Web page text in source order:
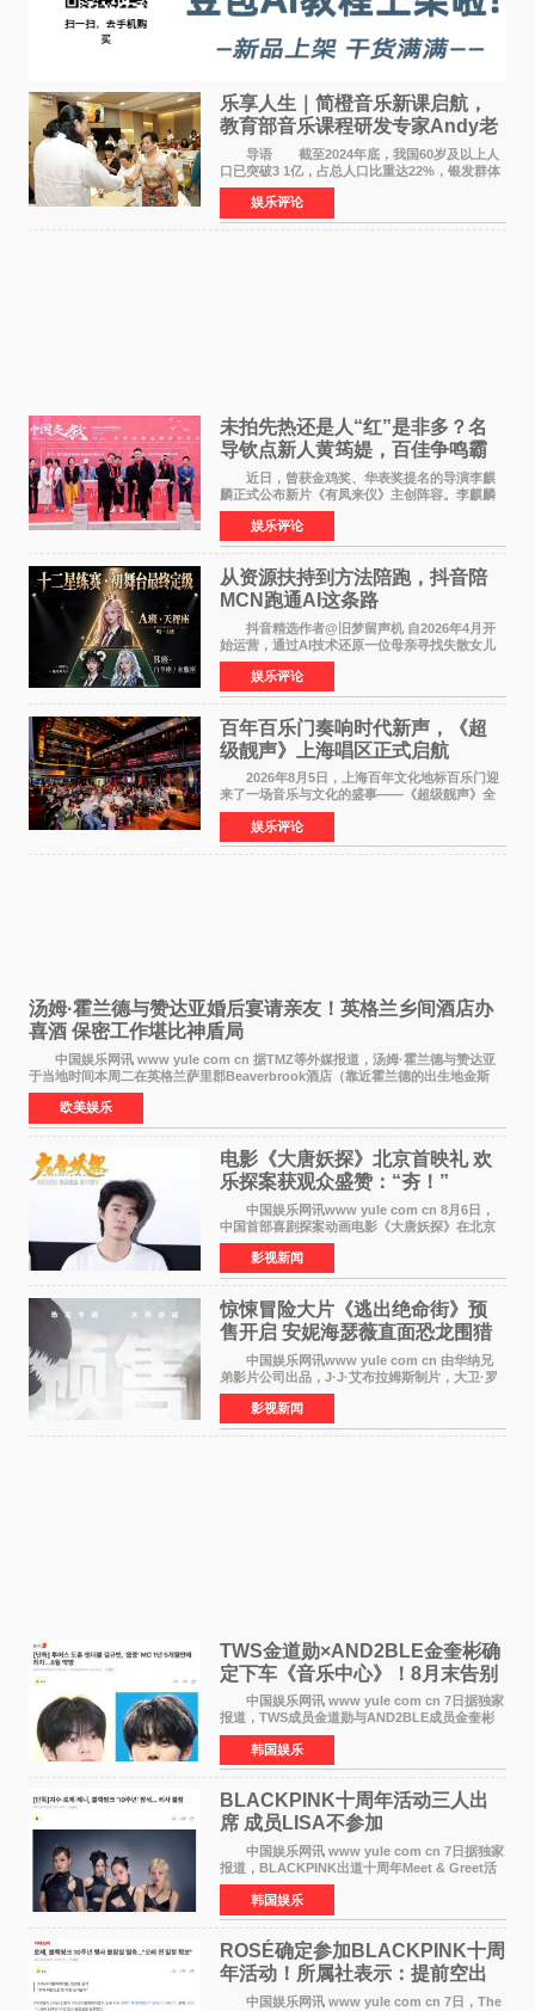
乐享人生｜简橙音乐新课启航，
教育部音乐课程研发专家Andy老
师重磅入驻领航银龄琴声
导语 截至2024年底，我国60岁及以上人
口已突破3 1亿，占总人口比重达22%，银发群体
的精神文化需求日益凸显。2024年1月，国务院办
公厅印发《关于发展银发经济增进老年人福祉的
意见》——这是
娱乐评论
未拍先热还是人“红”是非多？名
导钦点新人黄筠媞，百佳争鸣霸
气回应
近日，曾获金鸡奖、华表奖提名的导演李麒
麟正式公布新片《有凤来仪》主创阵容。李麒麟
早年凭电影《华容道》获得金鸡奖、华表奖提
名，此后长期参与国内外电影制作，其担任制片
人参与的作品亦曾
娱乐评论
从资源扶持到方法陪跑，抖音陪
MCN跑通AI这条路
抖音精选作者@旧梦留声机 自2026年4月开
始运营，通过AI技术还原一位母亲寻找失散女儿
的故事，凭借强情感表达获得大量用户关注，发
布仅21小时便获得超1亿曝光、超1000万互动。
此后，账号持续沿
娱乐评论
百年百乐门奏响时代新声，《超
级靓声》上海唱区正式启航
2026年8月5日，上海百年文化地标百乐门迎
来了一场音乐与文化的盛事——《超级靓声》全
国励志音乐公益节目上海唱区新闻发布会暨启动
仪式在此隆重举行。各界领导、嘉宾与媒体朋友
齐聚一堂，共同
娱乐评论
汤姆·霍兰德与赞达亚婚后宴请亲友！英格兰乡间酒店办
喜酒 保密工作堪比神盾局
中国娱乐网讯 www yule com cn 据TMZ等外媒报道，汤姆·霍兰德与赞达亚
于当地时间本周二在英格兰萨里郡Beaverbrook酒店（靠近霍兰德的出生地金斯
顿）举办婚宴，邀请家人与朋友们喝喜酒，庆祝
欧美娱乐
电影《大唐妖探》北京首映礼 欢
乐探案获观众盛赞：“夯！”
中国娱乐网讯www yule com cn 8月6日，
中国首部喜剧探案动画电影《大唐妖探》在北京
举办电影首映礼。导演程腾、联合导演黄珉、总
制片人曹紫建、制片人李莹莹，配音导演张喆，
对白指导程寅，领
影视新闻
惊悚冒险大片《逃出绝命街》预
售开启 安妮海瑟薇直面恐龙围猎
中国娱乐网讯www yule com cn 由华纳兄
弟影片公司出品，J·J·艾布拉姆斯制片，大卫·罗
伯特·米切尔执导，好莱坞巨星安妮·海瑟薇和伊万
·麦克格雷格领衔主演的2026暑期惊悚冒险大片
《逃出绝
影视新闻
TWS金道勋×AND2BLE金奎彬确
定下车《音乐中心》！8月末告别
MC席位
中国娱乐网讯 www yule com cn 7日据独家
报道，TWS成员金道勋与AND2BLE成员金奎彬
将于8月离开《音乐中心》MC的位置。 金道
勋与金奎彬于去年3月与H2H A-NA一起被选为
《音乐中心》MC，约1
韩国娱乐
BLACKPINK十周年活动三人出
席 成员LISA不参加
中国娱乐网讯 www yule com cn 7日据独家
报道，BLACKPINK出道十周年Meet & Greet活
动将由智秀、ROS&Eacute;、JENNIE出席，
LISA将缺席。 此前BLACKPINK所属社YG并
未为组合出道十周年做
韩国娱乐
ROSÉ确定参加BLACKPINK十周
年活动！所属社表示：提前空出
了时间
中国娱乐网讯 www yule com cn 7日，The